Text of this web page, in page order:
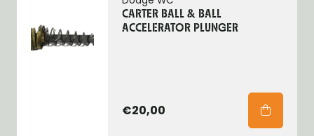
CARTER BALL & BALL
ACCELERATOR PLUNGER
€20,00